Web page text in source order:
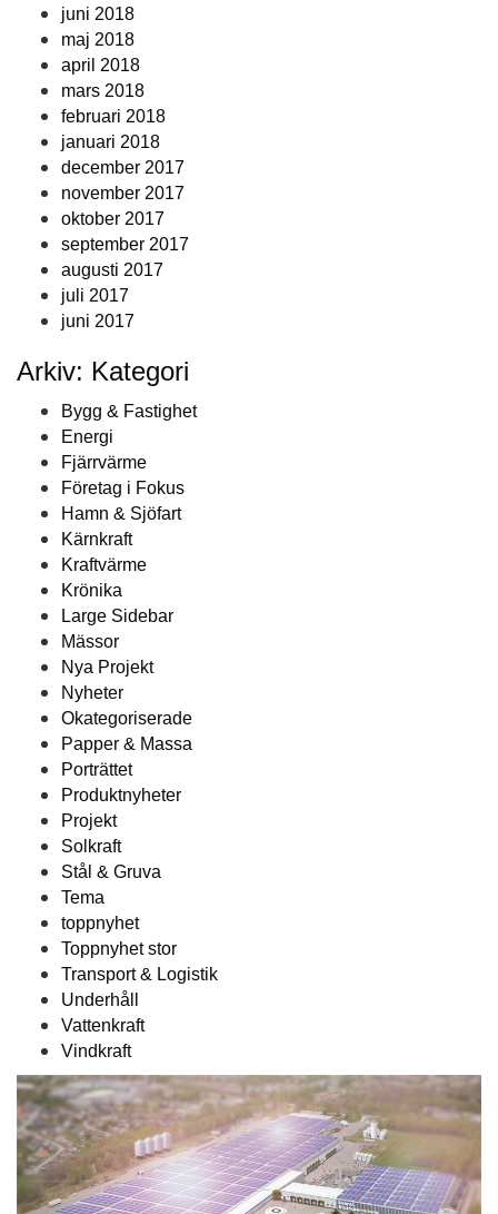
juni 2018
maj 2018
april 2018
mars 2018
februari 2018
januari 2018
december 2017
november 2017
oktober 2017
september 2017
augusti 2017
juli 2017
juni 2017
Arkiv: Kategori
Bygg & Fastighet
Energi
Fjärrvärme
Företag i Fokus
Hamn & Sjöfart
Kärnkraft
Kraftvärme
Krönika
Large Sidebar
Mässor
Nya Projekt
Nyheter
Okategoriserade
Papper & Massa
Porträttet
Produktnyheter
Projekt
Solkraft
Stål & Gruva
Tema
toppnyhet
Toppnyhet stor
Transport & Logistik
Underhåll
Vattenkraft
Vindkraft